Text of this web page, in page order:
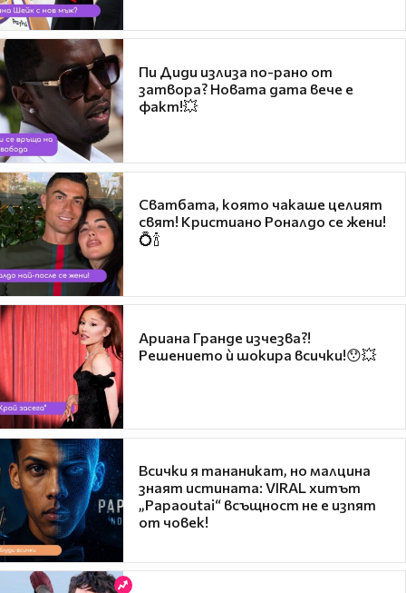
Пи Диди излиза по-рано от
затвора? Новата дата вече е
факт!💥
Сватбата, която чакаше целият
свят! Кристиано Роналдо се жени!
💍🍾
Ариана Гранде изчезва?!
Решението ѝ шокира всички!😯💥
Всички я тананикат, но малцина
знаят истината: VIRAL хитът
„Papaoutai“ всъщност не е изпят
от човек!